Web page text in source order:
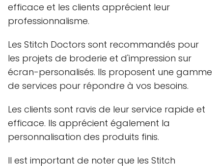
efficace et les clients apprécient leur
professionnalisme.
Les Stitch Doctors sont recommandés pour
les projets de broderie et d'impression sur
écran-personalisés. Ils proposent une gamme
de services pour répondre à vos besoins.
Les clients sont ravis de leur service rapide et
efficace. Ils apprécient également la
personnalisation des produits finis.
Il est important de noter que les Stitch